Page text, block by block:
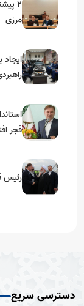
۲
مرزی
فجر
رئیس
دسترسی سریع